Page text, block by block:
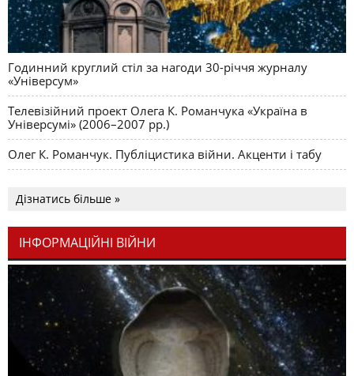
Годинний круглий стіл за нагоди 30-річчя журналу
«Універсум»
Телевізійний проект Олега К. Романчука «Україна в
Універсумі» (2006–2007 рр.)
Олег К. Романчук. Публіцистика війни. Акценти і табу
Дізнатись більше »
ІНФОРМАЦІЙНІ ВІЙНИ